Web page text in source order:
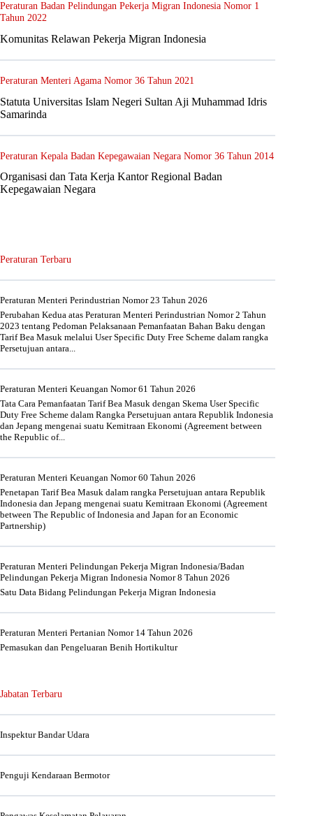
Peraturan Badan Pelindungan Pekerja Migran Indonesia Nomor 1
Tahun 2022
Komunitas Relawan Pekerja Migran Indonesia
Peraturan Menteri Agama Nomor 36 Tahun 2021
Statuta Universitas Islam Negeri Sultan Aji Muhammad Idris
Samarinda
Peraturan Kepala Badan Kepegawaian Negara Nomor 36 Tahun 2014
Organisasi dan Tata Kerja Kantor Regional Badan
Kepegawaian Negara
Peraturan Terbaru
Peraturan Menteri Perindustrian Nomor 23 Tahun 2026
Perubahan Kedua atas Peraturan Menteri Perindustrian Nomor 2 Tahun
2023 tentang Pedoman Pelaksanaan Pemanfaatan Bahan Baku dengan
Tarif Bea Masuk melalui User Specific Duty Free Scheme dalam rangka
Persetujuan antara...
Peraturan Menteri Keuangan Nomor 61 Tahun 2026
Tata Cara Pemanfaatan Tarif Bea Masuk dengan Skema User Specific
Duty Free Scheme dalam Rangka Persetujuan antara Republik Indonesia
dan Jepang mengenai suatu Kemitraan Ekonomi (Agreement between
the Republic of...
Peraturan Menteri Keuangan Nomor 60 Tahun 2026
Penetapan Tarif Bea Masuk dalam rangka Persetujuan antara Republik
Indonesia dan Jepang mengenai suatu Kemitraan Ekonomi (Agreement
between The Republic of Indonesia and Japan for an Economic
Partnership)
Peraturan Menteri Pelindungan Pekerja Migran Indonesia/Badan
Pelindungan Pekerja Migran Indonesia Nomor 8 Tahun 2026
Satu Data Bidang Pelindungan Pekerja Migran Indonesia
Peraturan Menteri Pertanian Nomor 14 Tahun 2026
Pemasukan dan Pengeluaran Benih Hortikultur
Jabatan Terbaru
Inspektur Bandar Udara
Penguji Kendaraan Bermotor